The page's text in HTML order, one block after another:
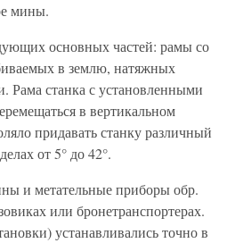
мины.
основных частей: рамы со
в землю, натяжных
Рама станка с установленными
в вертикальном
придавать станку различный
от 5° до 42°.
и метательные приборы обр.
или бронетранспортерах.
устанавливались точно в